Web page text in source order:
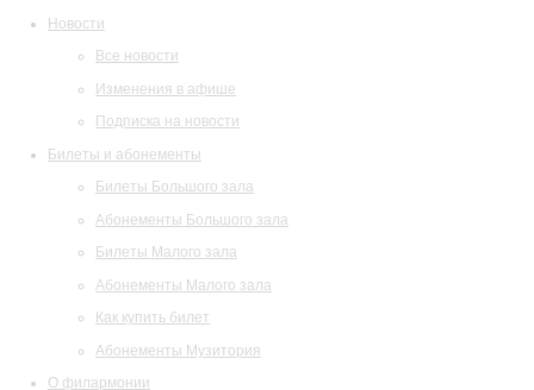
Новости
Все новости
Изменения в афише
Подписка на новости
Билеты и абонементы
Билеты Большого зала
Абонементы Большого зала
Билеты Малого зала
Абонементы Малого зала
Как купить билет
Абонементы Музитория
О филармонии